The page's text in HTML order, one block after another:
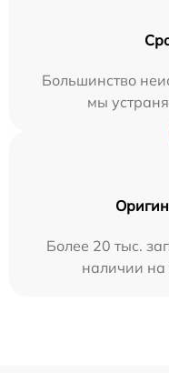
Большинство
мы
Более 20 тыс.
наличии на